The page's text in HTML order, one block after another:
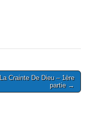
La Crainte De Dieu – 1ère
partie →